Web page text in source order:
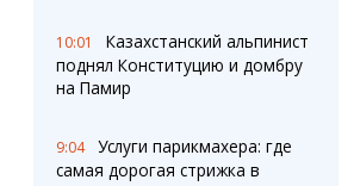
10:01
Казахстанский альпинист
поднял Конституцию и домбру
на Памир
9:04
Услуги парикмахера: где
самая дорогая стрижка в